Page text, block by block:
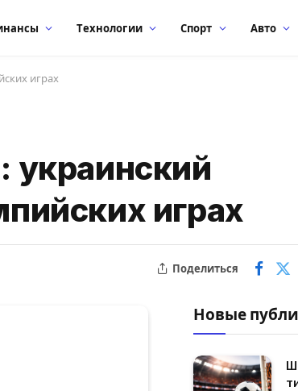
Технологии Спорт Авто
играх
украинский
играх
Поделиться
Новые